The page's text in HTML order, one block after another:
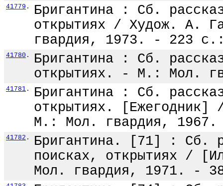
41779 .
Бригантина : Сб.
открытиях / Худож. А.
гвардия, 1973. - 223
41780 .
Бригантина : Сб.
открытиях. - М.: Мол.
41781 .
Бригантина : Сб.
открытиях.
М.: Мол. гвардия,
41782 .
Бригантина. [71] : Сб.
поисках, открытиях /
Мол. гвардия, 1971. -